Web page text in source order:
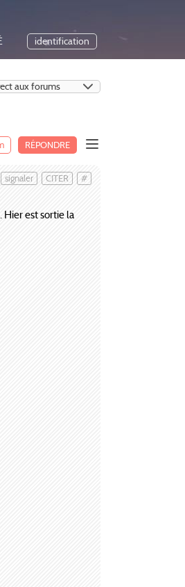
identification
RÉPONDRE
#
CITER
signaler
Hier est sortie la